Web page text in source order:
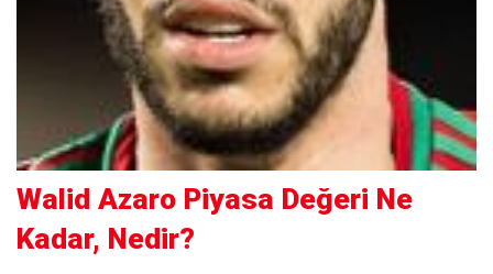
Walid Azaro Piyasa Değeri Ne
Kadar, Nedir?